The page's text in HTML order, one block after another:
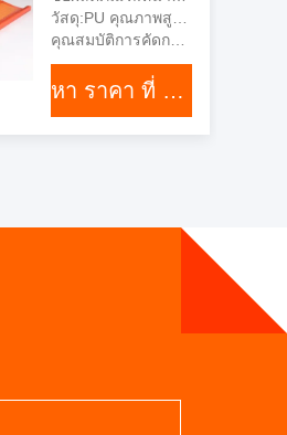
0.075-0.18mm
Aperture,
32%-42% Open
Area, and
Longer Wear
หา ราคา ที่ ดี ที่สุด